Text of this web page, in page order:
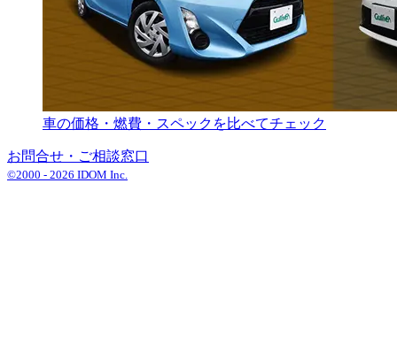
車の価格・燃費・スペックを比べてチェック
お問合せ・ご相談窓口
©2000 - 2026 IDOM Inc.